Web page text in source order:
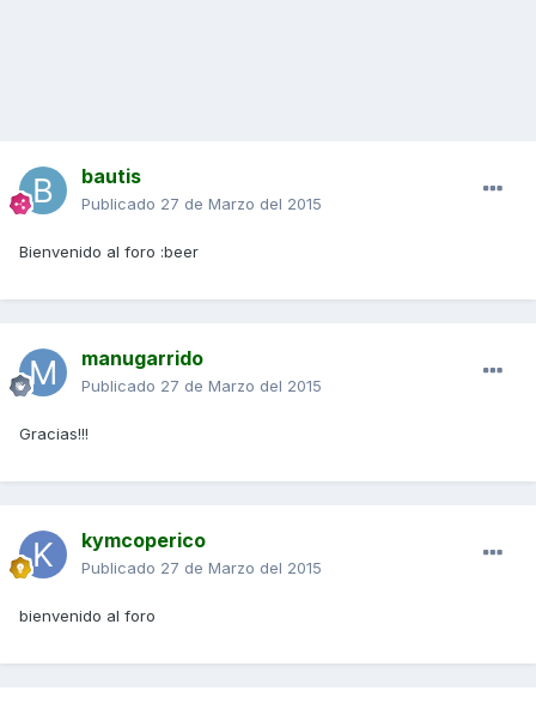
bautis
Publicado 27 de Marzo del 2015
Bienvenido al foro :beer
manugarrido
Publicado 27 de Marzo del 2015
Gracias!!!
kymcoperico
Publicado 27 de Marzo del 2015
bienvenido al foro